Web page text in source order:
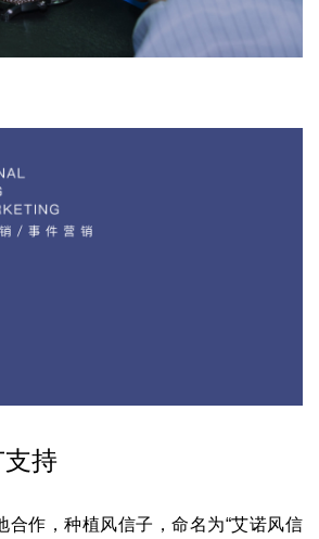
持
合作，种植风信子，命名为“艾诺风信